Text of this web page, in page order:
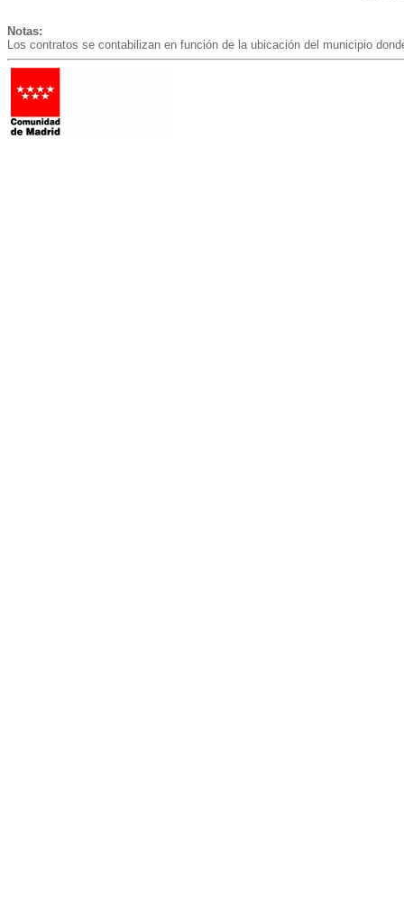
Notas:
Los contratos se contabilizan en función de la ubicación del municipio